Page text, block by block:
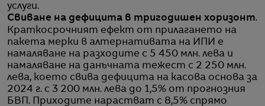
услуги.
Свиване на дефицита в тригодишен хоризонт.
Краткосрочният ефект от прилагането на
пакета мерки в алтернативата на ИПИ е
намаляване на разходите с 5 450 млн. лева и
намаляване на данъчната тежест с 2 250 млн.
лева, което свива дефицита на касова основа за
2024 г. с 3 200 млн. лева до 1,5% от прогнозния
БВП. Приходите нарастват с 8,5% спрямо